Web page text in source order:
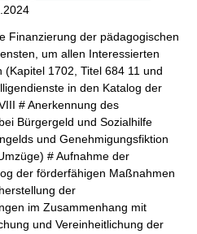
Finanzierung der pädagogischen
um allen Interessierten
1702, Titel 684 11 und
in den Katalog der
# Anerkennung des
Bürgergeld und Sozialhilfe
und Genehmigungsfiktion
# Aufnahme der
der förderfähigen Maßnahmen
der
im Zusammenhang mit
und Vereinheitlichung der